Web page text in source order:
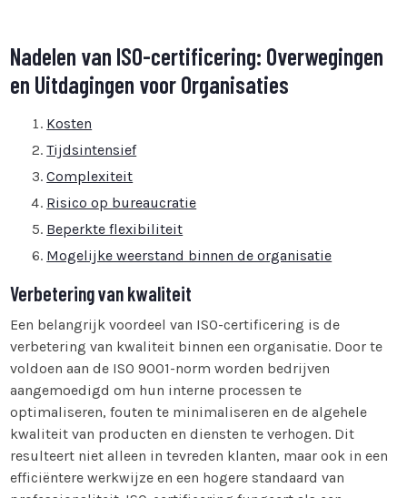
Nadelen van ISO-certificering: Overwegingen
en Uitdagingen voor Organisaties
Kosten
Tijdsintensief
Complexiteit
Risico op bureaucratie
Beperkte flexibiliteit
Mogelijke weerstand binnen de organisatie
Verbetering van kwaliteit
Een belangrijk voordeel van ISO-certificering is de
verbetering van kwaliteit binnen een organisatie. Door te
voldoen aan de ISO 9001-norm worden bedrijven
aangemoedigd om hun interne processen te
optimaliseren, fouten te minimaliseren en de algehele
kwaliteit van producten en diensten te verhogen. Dit
resulteert niet alleen in tevreden klanten, maar ook in een
efficiëntere werkwijze en een hogere standaard van